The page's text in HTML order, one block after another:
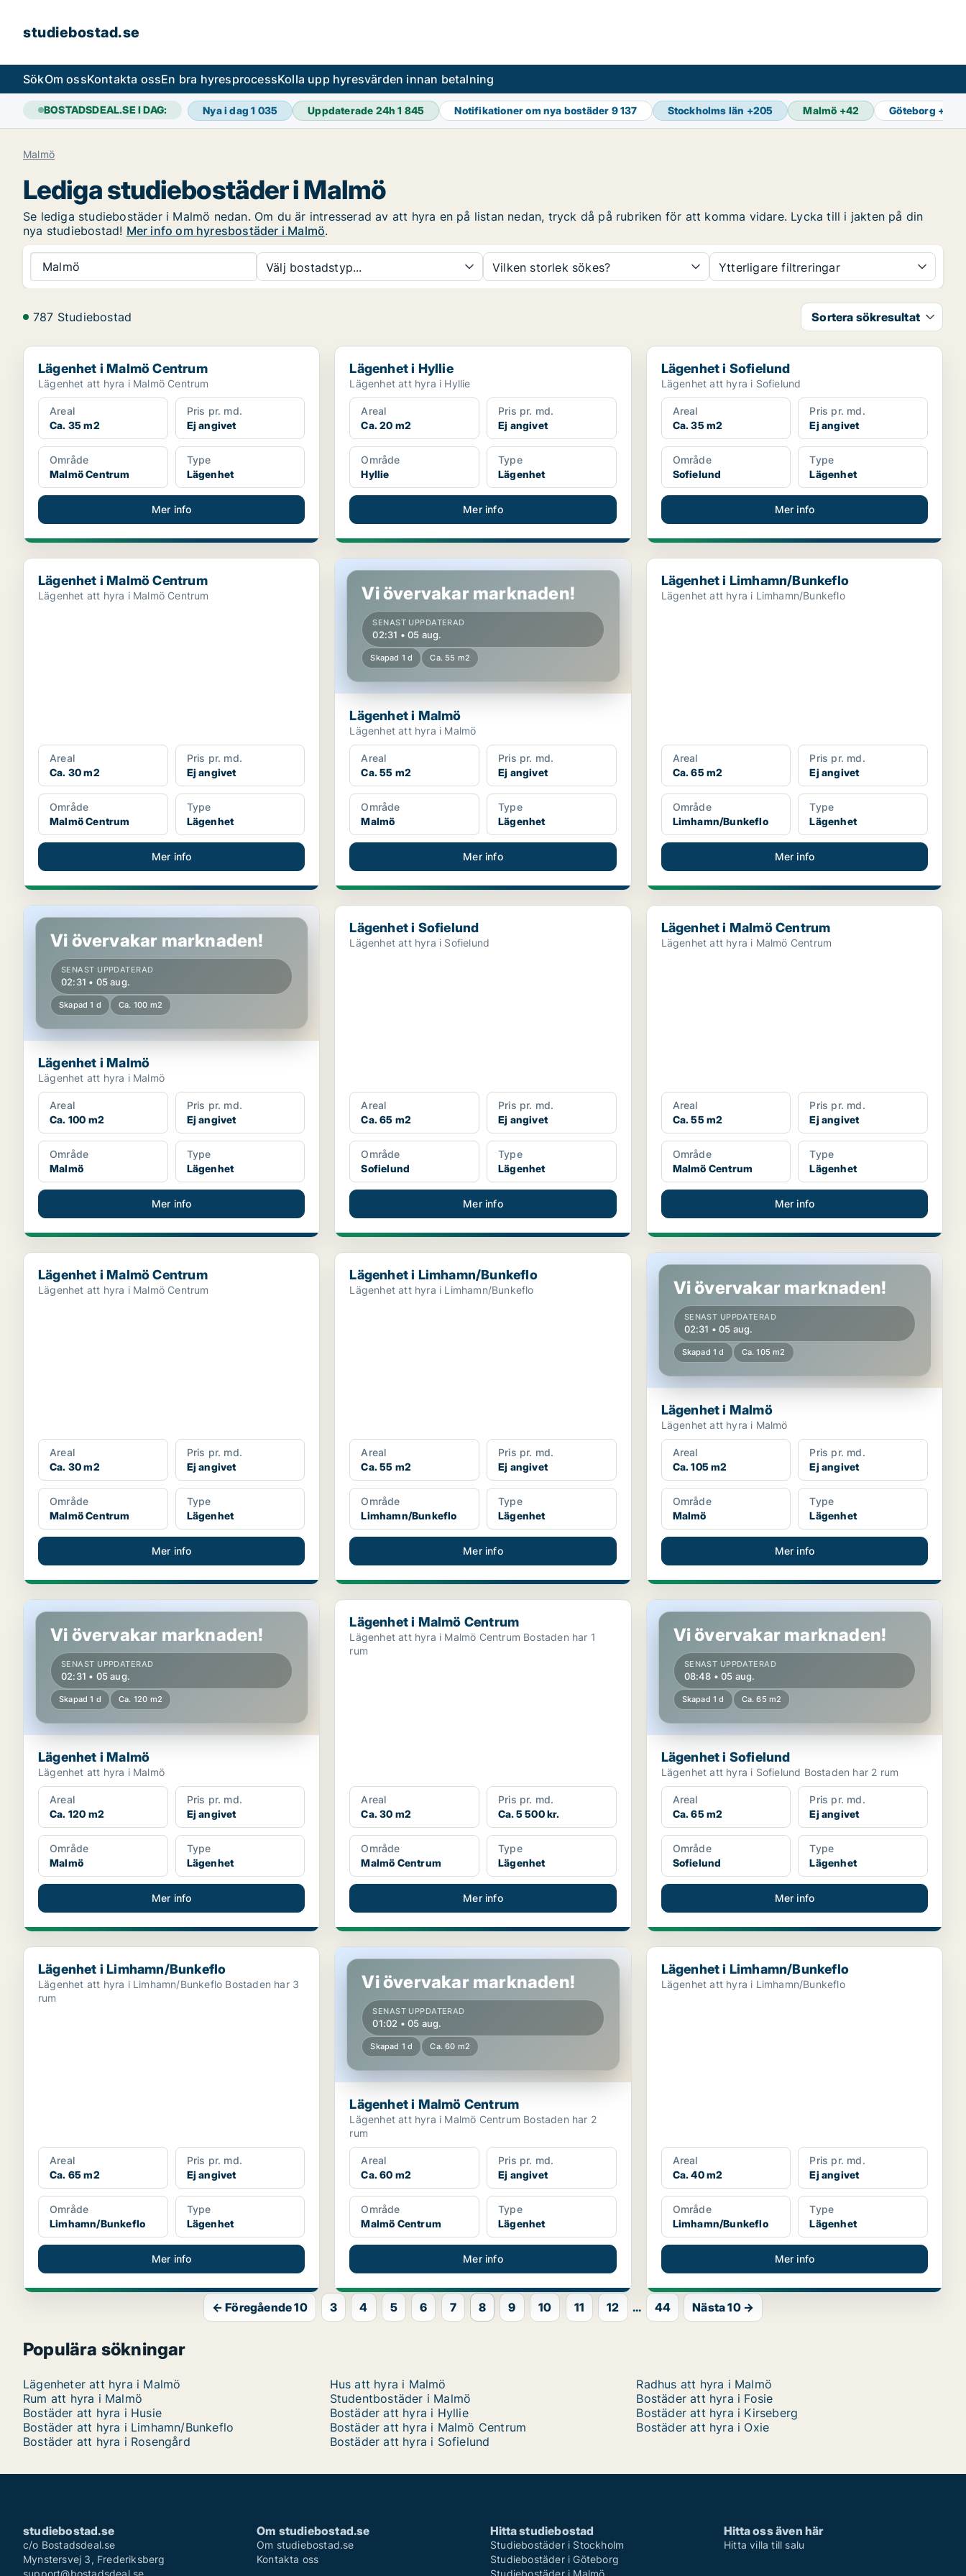
studiebostad.se
SökOm ossKontakta ossEn bra hyresprocessKolla upp hyresvärden innan betalning
BOSTADSDEAL.SE I DAG: Nya i dag1 035 Uppdaterade 24h1 845 Notifikationer om nya bostäder 9 137 Stockholms län +205 Malmö +42 Göteborg +
Malmö
Lediga studiebostäder i Malmö
Se lediga studiebostäder i Malmö nedan. Om du är intresserad av att hyra en på listan nedan, tryck då på rubriken för att komma vidare. Lycka till i jakten på din
nya studiebostad! Mer info om hyresbostäder i Malmö.
Malmö Välj bostadstyp... Vilken storlek sökes? Ytterligare filtreringar
787 Studiebostad Sortera sökresultat
Lägenhet i Malmö Centrum
Lägenhet i Malmö Centrum
Lägenhet att hyra i Malmö Centrum
Areal
Ca. 35 m2
Pris pr. md.
Ej angivet
Område
Malmö Centrum
Type
Lägenhet
Mer info
Lägenhet i Hyllie
Lägenhet i Hyllie
Lägenhet att hyra i Hyllie
Areal
Ca. 20 m2
Pris pr. md.
Ej angivet
Område
Hyllie
Type
Lägenhet
Mer info
Lägenhet i Sofielund
Lägenhet i Sofielund
Lägenhet att hyra i Sofielund
Areal
Ca. 35 m2
Pris pr. md.
Ej angivet
Område
Sofielund
Type
Lägenhet
Mer info
Lägenhet i Malmö Centrum
Lägenhet i Malmö Centrum
Lägenhet att hyra i Malmö Centrum
Areal
Ca. 30 m2
Pris pr. md.
Ej angivet
Område
Malmö Centrum
Type
Lägenhet
Mer info
Lägenhet i Malmö
Vi övervakar marknaden!
SENAST UPPDATERAD
02:31 • 05 aug.
Skapad 1 d Ca. 55 m2
Lägenhet i Malmö
Lägenhet att hyra i Malmö
Areal
Ca. 55 m2
Pris pr. md.
Ej angivet
Område
Malmö
Type
Lägenhet
Mer info
Lägenhet i Limhamn/Bunkeflo
Lägenhet i Limhamn/Bunkeflo
Lägenhet att hyra i Limhamn/Bunkeflo
Areal
Ca. 65 m2
Pris pr. md.
Ej angivet
Område
Limhamn/Bunkeflo
Type
Lägenhet
Mer info
Lägenhet i Malmö
Vi övervakar marknaden!
SENAST UPPDATERAD
02:31 • 05 aug.
Skapad 1 d Ca. 100 m2
Lägenhet i Malmö
Lägenhet att hyra i Malmö
Areal
Ca. 100 m2
Pris pr. md.
Ej angivet
Område
Malmö
Type
Lägenhet
Mer info
Lägenhet i Sofielund
Lägenhet i Sofielund
Lägenhet att hyra i Sofielund
Areal
Ca. 65 m2
Pris pr. md.
Ej angivet
Område
Sofielund
Type
Lägenhet
Mer info
Lägenhet i Malmö Centrum
Lägenhet i Malmö Centrum
Lägenhet att hyra i Malmö Centrum
Areal
Ca. 55 m2
Pris pr. md.
Ej angivet
Område
Malmö Centrum
Type
Lägenhet
Mer info
Lägenhet i Malmö Centrum
Lägenhet i Malmö Centrum
Lägenhet att hyra i Malmö Centrum
Areal
Ca. 30 m2
Pris pr. md.
Ej angivet
Område
Malmö Centrum
Type
Lägenhet
Mer info
Lägenhet i Limhamn/Bunkeflo
Lägenhet i Limhamn/Bunkeflo
Lägenhet att hyra i Limhamn/Bunkeflo
Areal
Ca. 55 m2
Pris pr. md.
Ej angivet
Område
Limhamn/Bunkeflo
Type
Lägenhet
Mer info
Lägenhet i Malmö
Vi övervakar marknaden!
SENAST UPPDATERAD
02:31 • 05 aug.
Skapad 1 d Ca. 105 m2
Lägenhet i Malmö
Lägenhet att hyra i Malmö
Areal
Ca. 105 m2
Pris pr. md.
Ej angivet
Område
Malmö
Type
Lägenhet
Mer info
Lägenhet i Malmö
Vi övervakar marknaden!
SENAST UPPDATERAD
02:31 • 05 aug.
Skapad 1 d Ca. 120 m2
Lägenhet i Malmö
Lägenhet att hyra i Malmö
Areal
Ca. 120 m2
Pris pr. md.
Ej angivet
Område
Malmö
Type
Lägenhet
Mer info
Lägenhet i Malmö Centrum
Lägenhet i Malmö Centrum
Lägenhet att hyra i Malmö Centrum Bostaden har 1
rum
Areal
Ca. 30 m2
Pris pr. md.
Ca. 5 500 kr.
Område
Malmö Centrum
Type
Lägenhet
Mer info
Lägenhet i Sofielund
Vi övervakar marknaden!
SENAST UPPDATERAD
08:48 • 05 aug.
Skapad 1 d Ca. 65 m2
Lägenhet i Sofielund
Lägenhet att hyra i Sofielund Bostaden har 2 rum
Areal
Ca. 65 m2
Pris pr. md.
Ej angivet
Område
Sofielund
Type
Lägenhet
Mer info
Lägenhet i Limhamn/Bunkeflo
Lägenhet i Limhamn/Bunkeflo
Lägenhet att hyra i Limhamn/Bunkeflo Bostaden har 3
rum
Areal
Ca. 65 m2
Pris pr. md.
Ej angivet
Område
Limhamn/Bunkeflo
Type
Lägenhet
Mer info
Lägenhet i Malmö Centrum
Vi övervakar marknaden!
SENAST UPPDATERAD
01:02 • 05 aug.
Skapad 1 d Ca. 60 m2
Lägenhet i Malmö Centrum
Lägenhet att hyra i Malmö Centrum Bostaden har 2
rum
Areal
Ca. 60 m2
Pris pr. md.
Ej angivet
Område
Malmö Centrum
Type
Lägenhet
Mer info
Lägenhet i Limhamn/Bunkeflo
Lägenhet i Limhamn/Bunkeflo
Lägenhet att hyra i Limhamn/Bunkeflo
Areal
Ca. 40 m2
Pris pr. md.
Ej angivet
Område
Limhamn/Bunkeflo
Type
Lägenhet
Mer info
← Föregående 10 3 4 5 6 7 8 9 10 11 12 ... 44 Nästa 10 →
Populära sökningar
Lägenheter att hyra i Malmö Hus att hyra i Malmö
Radhus att hyra i Malmö
Rum att hyra i Malmö
Studentbostäder i Malmö
Bostäder att hyra i Fosie
Bostäder att hyra i Husie
Bostäder att hyra i Hyllie
Bostäder att hyra i Kirseberg
Bostäder att hyra i Limhamn/Bunkeflo
Bostäder att hyra i Malmö Centrum
Bostäder att hyra i Oxie
Bostäder att hyra i Rosengård
Bostäder att hyra i Sofielund
studiebostad.se
c/o Bostadsdeal.se
Mynstersvej 3, Frederiksberg
support@bostadsdeal.se
Om studiebostad.se
Om studiebostad.se
Kontakta oss
Hitta studiebostad
Studiebostäder i Stockholm
Studiebostäder i Göteborg
Studiebostäder i Malmö
Hitta oss även här
Hitta villa till salu